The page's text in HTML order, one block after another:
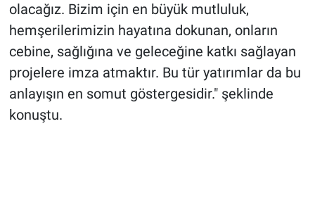
olacağız. Bizim için en büyük mutluluk,
hemşerilerimizin hayatına dokunan, onların
cebine, sağlığına ve geleceğine katkı sağlayan
projelere imza atmaktır. Bu tür yatırımlar da bu
anlayışın en somut göstergesidir." şeklinde
konuştu.